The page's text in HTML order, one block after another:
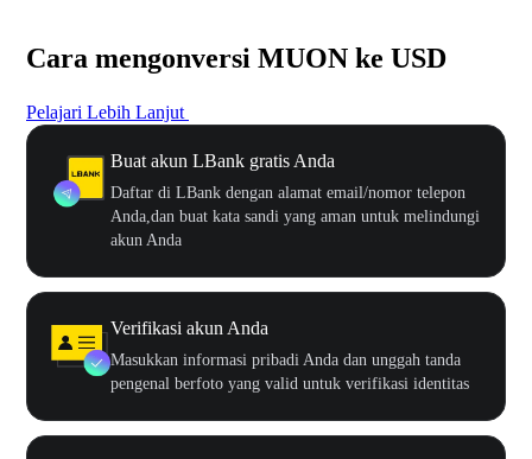
Cara mengonversi MUON ke USD
Pelajari Lebih Lanjut
Buat akun LBank gratis Anda
Daftar di LBank dengan alamat email/nomor telepon
Anda,dan buat kata sandi yang aman untuk melindungi
akun Anda
Verifikasi akun Anda
Masukkan informasi pribadi Anda dan unggah tanda
pengenal berfoto yang valid untuk verifikasi identitas